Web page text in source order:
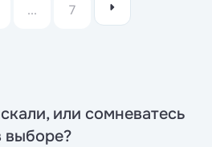
... 7
или сомневатесь
выборе?